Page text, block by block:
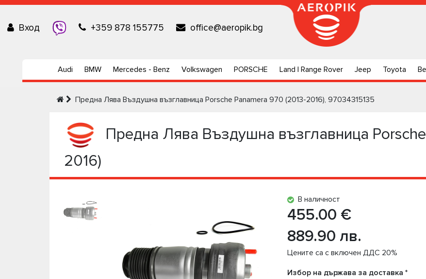
Вход +359 878 155775 office@aeropik.bg
Audi BMW Mercedes - Benz Volkswagen PORSCHE Land | Range Rover Jeep Toyota
Предна Лява Въздушна възглавница Porsche Panamera 970 (2013-2016), 97034315135
Предна Лява Въздушна възглавница
2016)
В наличност
455.00 €
889.90 лв.
Цените са с включен ДДС 20%
Избор на държава за доставка *